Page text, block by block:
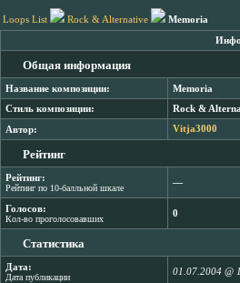
Loops List Rock & Alternative Memoria
Общая информация
Название композиции: Memoria
Стиль композиции: Rock &
Автор: Vitja3000
Рейтинг
Рейтинг:
Рейтинг по 10-балльной шкале
―
Голосов:
Кол-во проголосовавших
0
Статистика
Дата:
Дата публикации
01.07.2004 @